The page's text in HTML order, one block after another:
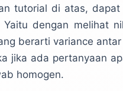
tutorial di atas,
Yaitu dengan melihat
berarti variance
jika ada pertanyaan
homogen.